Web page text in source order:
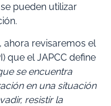
pueden utilizar
ahora revisaremos el
que el JAPCC define
se encuentra
en una situación
resistir la